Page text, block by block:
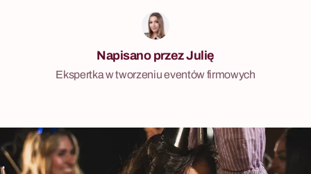
Napisano przez Julię
Ekspertka w tworzeniu eventów firmowych